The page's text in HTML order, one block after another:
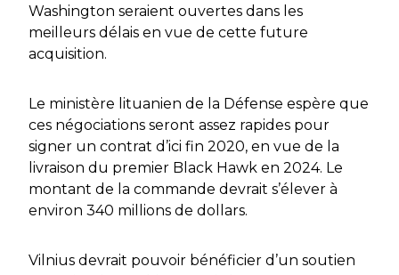
Washington seraient ouvertes dans les
meilleurs délais en vue de cette future
acquisition.
Le ministère lituanien de la Défense espère que
ces négociations seront assez rapides pour
signer un contrat d’ici fin 2020, en vue de la
livraison du premier Black Hawk en 2024. Le
montant de la commande devrait s’élever à
environ 340 millions de dollars.
Vilnius devrait pouvoir bénéficier d’un soutien